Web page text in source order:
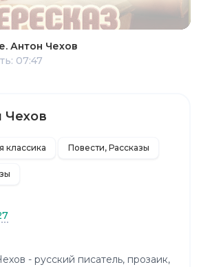
Антон Чехов
07:47
Чехов
классика Повести, Рассказы
- русский писатель, прозаик,